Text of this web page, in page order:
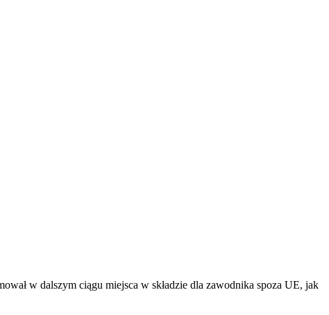
w dalszym ciągu miejsca w składzie dla zawodnika spoza UE, jak